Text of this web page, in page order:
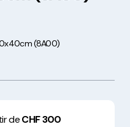
(8A00)
deCHF 300